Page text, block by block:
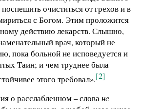
очиститься от грехов и в
с Богом. Этим проложится
действию лекарств. Слышно,
врач, который не
пока больной не исповедуется и
Таин; и чем труднее была
этого требовал».[2]
о расслабленном – словане